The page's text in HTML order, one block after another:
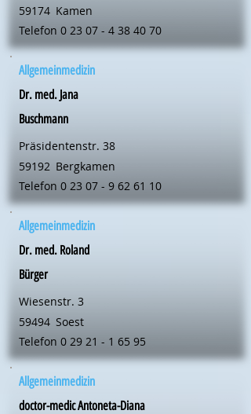
59174 Kamen
Telefon 0 23 07 - 4 38 40 70
Allgemeinmedizin
Dr. med. Jana
Buschmann
Präsidentenstr. 38
59192 Bergkamen
Telefon 0 23 07 - 9 62 61 10
Allgemeinmedizin
Dr. med. Roland
Bürger
Wiesenstr. 3
59494 Soest
Telefon 0 29 21 - 1 65 95
Allgemeinmedizin
doctor-medic Antoneta-Diana